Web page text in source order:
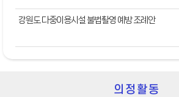
강원도 다중이용시설 불법촬영 예방 조례안
의정활동